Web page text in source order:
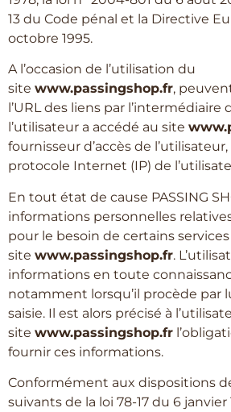
13 du Code pénal et la Directive
octobre 1995.
A l’occasion de l’utilisation du
site www.passingshop.fr,
l’URL des liens par l’intermédiaire
l’utilisateur a accédé au site
fournisseur d’accès de l’utilisateur,
protocole Internet (IP) de
En tout état de cause PASSING
informations personnelles
pour le besoin de certains
site www.passingshop.fr.
informations en toute
notamment lorsqu’il procède par
saisie. Il est alors précisé à
site www.passingshop.fr
fournir ces informations.
Conformément aux dispositions
suivants de la loi 78-17 du 6 janvier